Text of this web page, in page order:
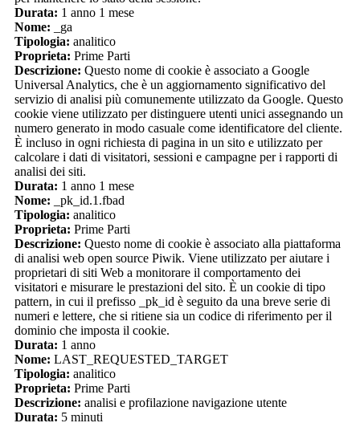
Durata: 1 anno 1 mese
Nome: _ga
Tipologia: analitico
Proprieta: Prime Parti
Descrizione: Questo nome di cookie è associato a Google
Universal Analytics, che è un aggiornamento significativo del
servizio di analisi più comunemente utilizzato da Google. Questo
cookie viene utilizzato per distinguere utenti unici assegnando un
numero generato in modo casuale come identificatore del cliente.
È incluso in ogni richiesta di pagina in un sito e utilizzato per
calcolare i dati di visitatori, sessioni e campagne per i rapporti di
analisi dei siti.
Durata: 1 anno 1 mese
Nome: _pk_id.1.fbad
Tipologia: analitico
Proprieta: Prime Parti
Descrizione: Questo nome di cookie è associato alla piattaforma
di analisi web open source Piwik. Viene utilizzato per aiutare i
proprietari di siti Web a monitorare il comportamento dei
visitatori e misurare le prestazioni del sito. È un cookie di tipo
pattern, in cui il prefisso _pk_id è seguito da una breve serie di
numeri e lettere, che si ritiene sia un codice di riferimento per il
dominio che imposta il cookie.
Durata: 1 anno
Nome: LAST_REQUESTED_TARGET
Tipologia: analitico
Proprieta: Prime Parti
Descrizione: analisi e profilazione navigazione utente
Durata: 5 minuti